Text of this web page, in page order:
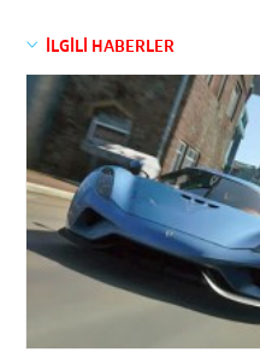
İLGİLİ HABERLER